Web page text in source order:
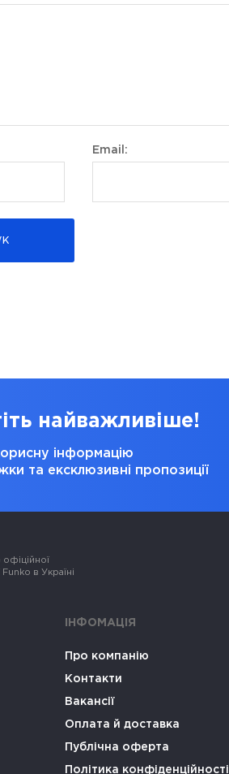
Email:
найважливіше!
інформацію
та ексклюзивні пропозиції
Funko в Україні
ІНФОМАЦІЯ
Про компанію
Контакти
Вакансії
Оплата й доставка
Публічна оферта
Політика конфіденційності